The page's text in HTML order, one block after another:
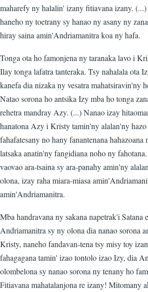
maharefy ny halalin' izany fitiavana izany.
haneho ny toetrany sy hanao ny asany ny
hiray saina amin'Andriamanitra koa ny hafa.
Tonga ota ho famonjena ny taranaka lavo i
Ilay tonga lafatra tanteraka. Tsy nahalala ota
kanefa dia nizaka ny vesatra mahatsiravin'ny
Natao sorona ho antsika Izy mba ho tonga
rehetra mandray Azy. (...) Nanao izay
hanatona Azy i Kristy tamin'ny alalan'ny
fahafatesany no hany fanantenana
latsaka anatin'ny fangidiana noho ny
vaovao ara-tsaina sy ara-panahy amin'ny
olona, izay raha miara-miasa
amin'Andriamanitra.
Mba handravana ny sakana napetrak'i Satana
Andriamanitra sy ny olona dia nanao sorona
Kristy, naneho fandavan-tena tsy misy toy
fahagagana tamin' izao tontolo izao Izy, dia
olombelona sy nanao sorona ny tenany ho
Fitiavana mahatalanjona re izany! Mitomany